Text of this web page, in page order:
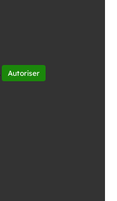
Autoriser